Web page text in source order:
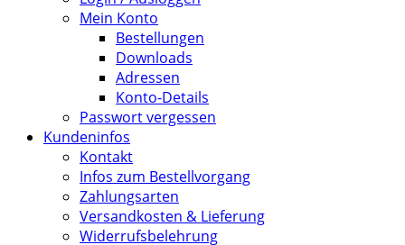
Mein Konto
Bestellungen
Downloads
Adressen
Konto-Details
Passwort vergessen
Kundeninfos
Kontakt
Infos zum Bestellvorgang
Zahlungsarten
Versandkosten & Lieferung
Widerrufsbelehrung